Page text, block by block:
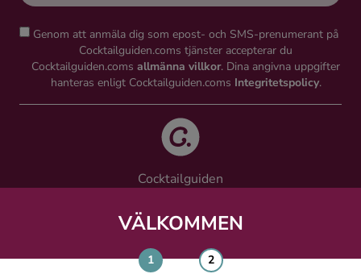
VÄLKOMMEN
Genom att anmäla dig som epost- och SMS-prenumerant på
Cocktailguiden.coms tjänster accepterar du
Cocktailguiden.coms allmänna villkor. Dina angivna uppgifter
hanteras enligt Cocktailguiden.coms Integritetspolicy.
Cocktailguiden
Västra Järnvägsgatan 21, 111 64 Stockholm